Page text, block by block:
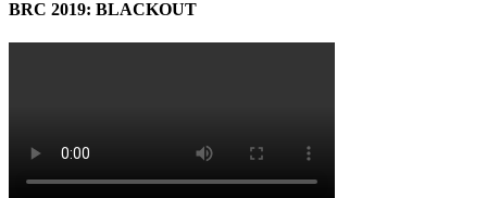
BRC 2019: BLACKOUT